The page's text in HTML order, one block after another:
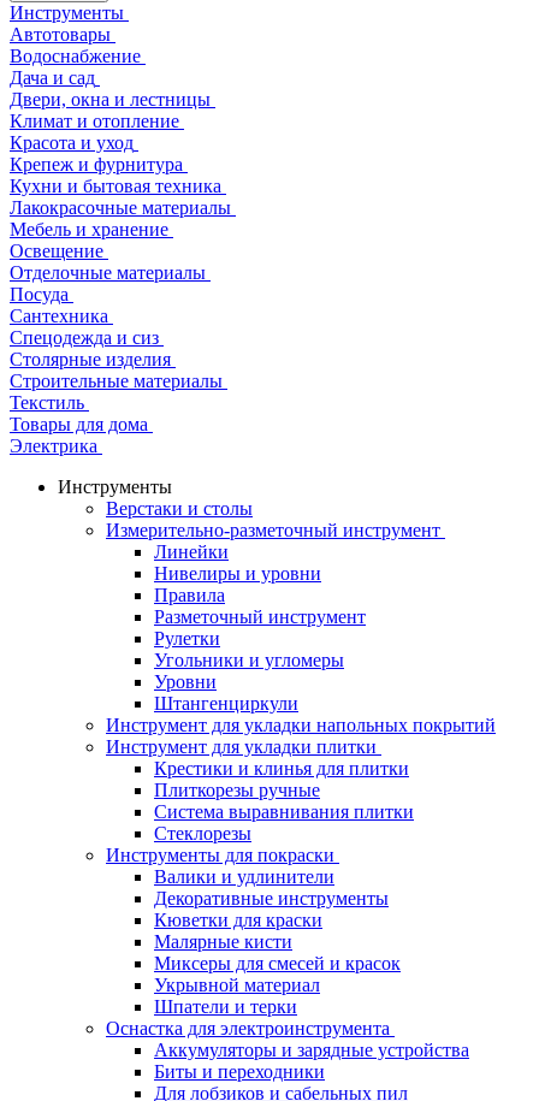
Инструменты
Автотовары
Водоснабжение
Дача и сад
Двери, окна и лестницы
Климат и отопление
Красота и уход
Крепеж и фурнитура
Кухни и бытовая техника
Лакокрасочные материалы
Мебель и хранение
Освещение
Отделочные материалы
Посуда
Сантехника
Спецодежда и сиз
Столярные изделия
Строительные материалы
Текстиль
Товары для дома
Электрика
Инструменты
Верстаки и столы
Измерительно-разметочный инструмент
Линейки
Нивелиры и уровни
Правила
Разметочный инструмент
Рулетки
Угольники и угломеры
Уровни
Штангенциркули
Инструмент для укладки напольных покрытий
Инструмент для укладки плитки
Крестики и клинья для плитки
Плиткорезы ручные
Система выравнивания плитки
Стеклорезы
Инструменты для покраски
Валики и удлинители
Декоративные инструменты
Кюветки для краски
Малярные кисти
Миксеры для смесей и красок
Укрывной материал
Шпатели и терки
Оснастка для электроинструмента
Аккумуляторы и зарядные устройства
Биты и переходники
Для лобзиков и сабельных пил